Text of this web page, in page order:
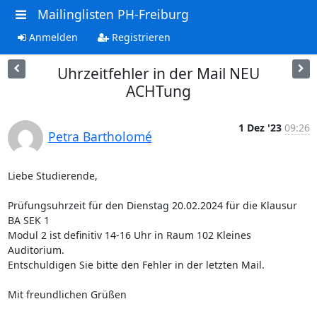
Mailinglisten PH-Freiburg
Anmelden Registrieren
Uhrzeitfehler in der Mail NEU
ACHTung
Petra Bartholomé
1 Dez '23 09:26
Liebe Studierende,
Prüfungsuhrzeit für den Dienstag 20.02.2024 für die Klausur
BA SEK 1
Modul 2 ist definitiv 14-16 Uhr in Raum 102 Kleines
Auditorium.
Entschuldigen Sie bitte den Fehler in der letzten Mail.
Mit freundlichen Grüßen